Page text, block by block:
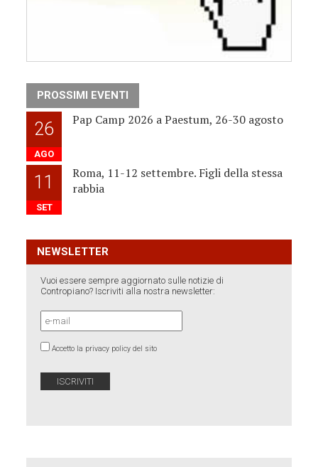
PROSSIMI EVENTI
26
AGO
Pap Camp 2026 a Paestum, 26-30 agosto
11
SET
Roma, 11-12 settembre. Figli della stessa
rabbia
NEWSLETTER
Vuoi essere sempre aggiornato sulle notizie di
Contropiano? Iscriviti alla nostra newsletter:
Accetto la privacy policy del sito